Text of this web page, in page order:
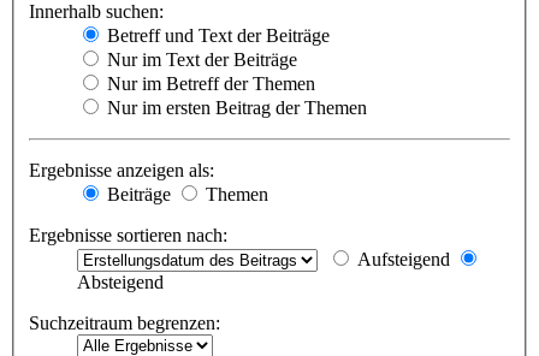
Innerhalb suchen:
Betreff und Text der Beiträge
Nur im Text der Beiträge
Nur im Betreff der Themen
Nur im ersten Beitrag der Themen
Ergebnisse anzeigen als:
Beiträge
Themen
Ergebnisse sortieren nach:
Aufsteigend
Absteigend
Suchzeitraum begrenzen: